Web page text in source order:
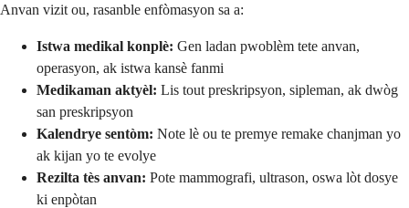
Anvan vizit ou, rasanble enfòmasyon sa a:
Istwa medikal konplè: Gen ladan pwoblèm tete anvan,
operasyon, ak istwa kansè fanmi
Medikaman aktyèl: Lis tout preskripsyon, sipleman, ak dwòg
san preskripsyon
Kalendrye sentòm: Note lè ou te premye remake chanjman yo
ak kijan yo te evolye
Rezilta tès anvan: Pote mammografi, ultrason, oswa lòt dosye
ki enpòtan